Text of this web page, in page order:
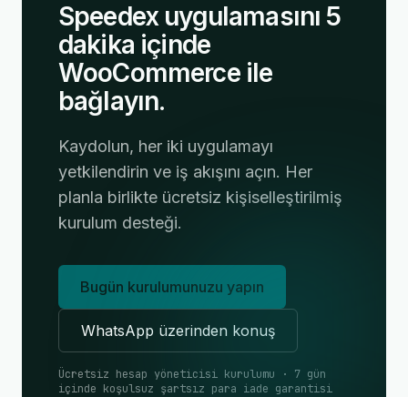
Speedex uygulamasını 5
dakika içinde
WooCommerce ile
bağlayın.
Kaydolun, her iki uygulamayı
yetkilendirin ve iş akışını açın. Her
planla birlikte ücretsiz kişiselleştirilmiş
kurulum desteği.
Bugün kurulumunuzu yapın
WhatsApp üzerinden konuş
Ücretsiz hesap yöneticisi kurulumu · 7 gün
içinde koşulsuz şartsız para iade garantisi